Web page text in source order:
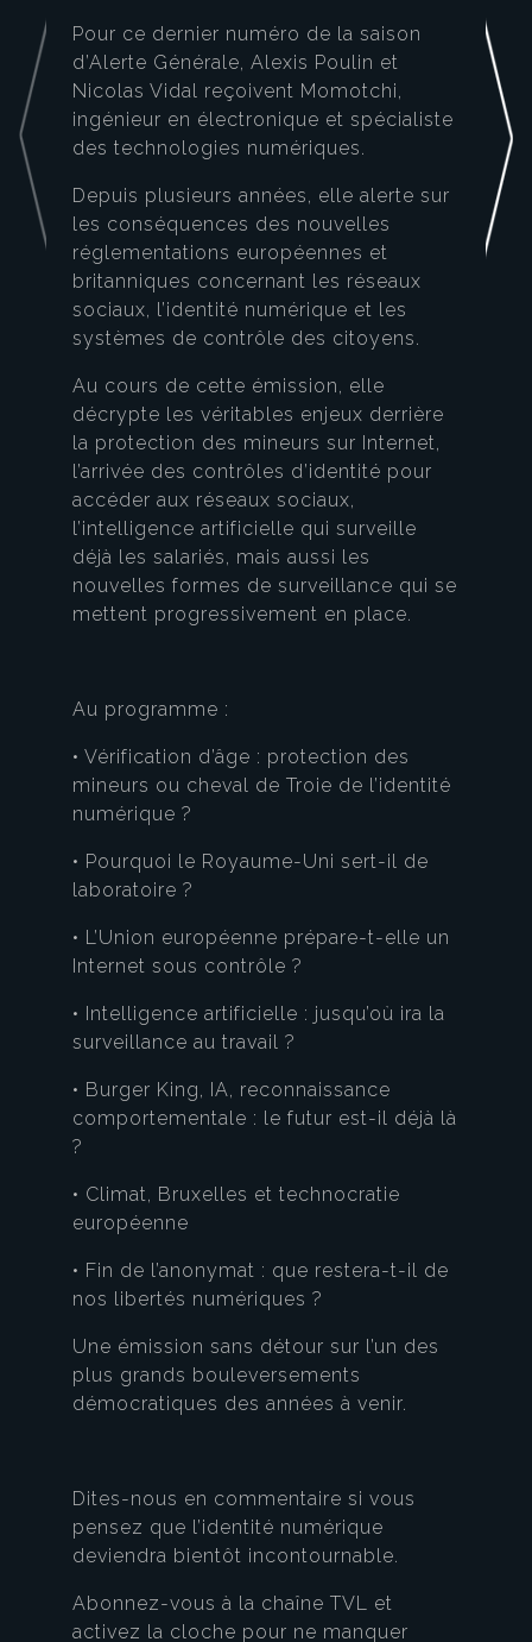
Pour ce dernier numéro de la saison
d’Alerte Générale, Alexis Poulin et
Nicolas Vidal reçoivent Momotchi,
ingénieur en électronique et spécialiste
des technologies numériques.
Depuis plusieurs années, elle alerte sur
les conséquences des nouvelles
réglementations européennes et
britanniques concernant les réseaux
sociaux, l’identité numérique et les
systèmes de contrôle des citoyens.
Au cours de cette émission, elle
décrypte les véritables enjeux derrière
la protection des mineurs sur Internet,
l’arrivée des contrôles d’identité pour
accéder aux réseaux sociaux,
l’intelligence artificielle qui surveille
déjà les salariés, mais aussi les
nouvelles formes de surveillance qui se
mettent progressivement en place.
Au programme :
• Vérification d’âge : protection des
mineurs ou cheval de Troie de l’identité
numérique ?
• Pourquoi le Royaume-Uni sert-il de
laboratoire ?
• L’Union européenne prépare-t-elle un
Internet sous contrôle ?
• Intelligence artificielle : jusqu’où ira la
surveillance au travail ?
• Burger King, IA, reconnaissance
comportementale : le futur est-il déjà là
?
• Climat, Bruxelles et technocratie
européenne
• Fin de l’anonymat : que restera-t-il de
nos libertés numériques ?
Une émission sans détour sur l’un des
plus grands bouleversements
démocratiques des années à venir.
Dites-nous en commentaire si vous
pensez que l’identité numérique
deviendra bientôt incontournable.
Abonnez-vous à la chaîne TVL et
activez la cloche pour ne manquer